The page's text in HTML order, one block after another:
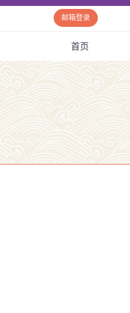
邮箱登录
首页